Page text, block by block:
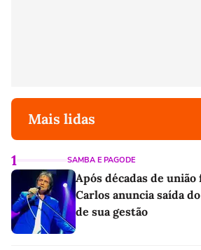
Mais lidas
1 SAMBA E PAGODE
Após décadas de
Carlos anuncia saída
de sua gestão